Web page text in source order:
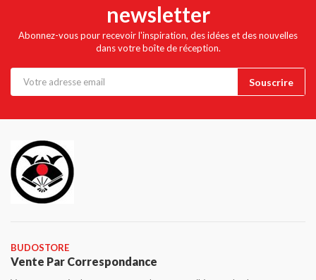
newsletter
Abonnez-vous pour recevoir l'inspiration, des idées et des nouvelles
dans votre boîte de réception.
BUDOSTORE
Vente Par Correspondance